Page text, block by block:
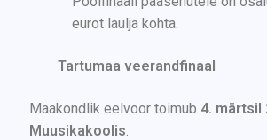
eurot laulja kohta.
Tartumaa veerandfinaal
Maakondlik eelvoor toimub 4. märtsil
Muusikakoolis